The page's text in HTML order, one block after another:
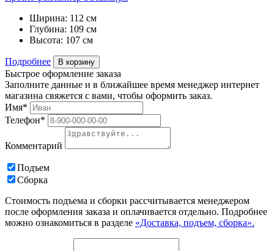
Ширина: 112 см
Глубина: 109 см
Высота: 107 см
Подробнее В корзину
Быстрое оформление заказа
Заполните данные и в ближайшее время менеджер интернет
магазина свяжется с вами, чтобы оформить заказ.
Имя*
Телефон*
Комментарий
Подъем
Сборка
Стоимость подъема и сборки рассчитывается менеджером
после оформления заказа и оплачивается отдельно. Подробнее
можно ознакомиться в разделе «Доставка, подъем, сборка».